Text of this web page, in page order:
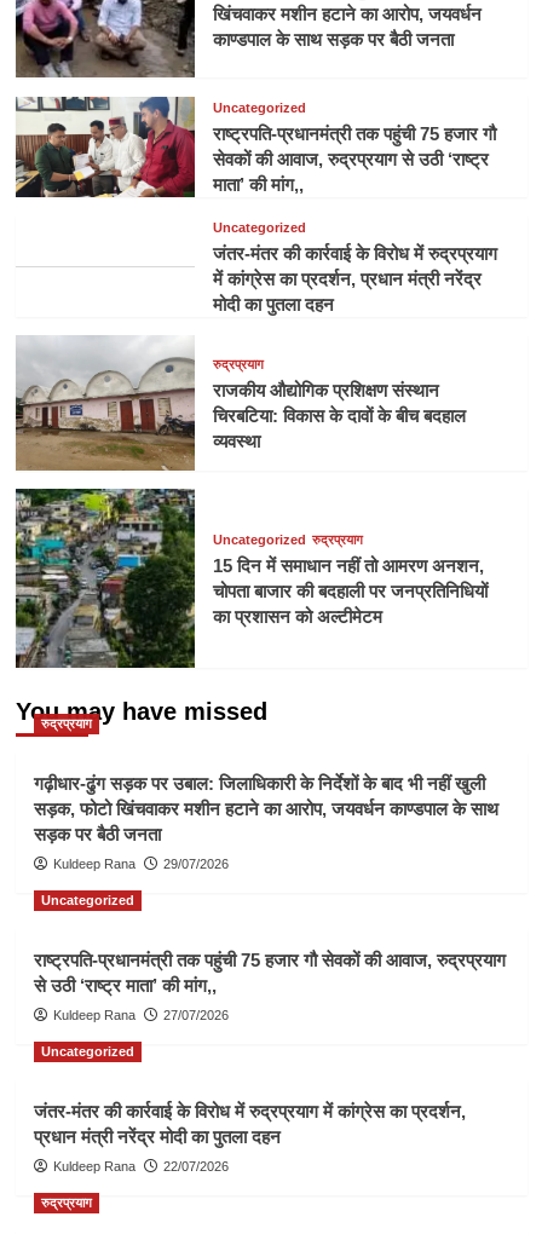
खिंचवाकर मशीन हटाने का आरोप, जयवर्धन
काण्डपाल के साथ सड़क पर बैठी जनता
Uncategorized
राष्ट्रपति-प्रधानमंत्री तक पहुंची 75 हजार गौ
सेवकों की आवाज, रुद्रप्रयाग से उठी ‘राष्ट्र
माता’ की मांग,,
Uncategorized
जंतर-मंतर की कार्रवाई के विरोध में रुद्रप्रयाग
में कांग्रेस का प्रदर्शन, प्रधान मंत्री नरेंद्र
मोदी का पुतला दहन
रुद्रप्रयाग
राजकीय औद्योगिक प्रशिक्षण संस्थान
चिरबटिया: विकास के दावों के बीच बदहाल
व्यवस्था
Uncategorized रुद्रप्रयाग
15 दिन में समाधान नहीं तो आमरण अनशन,
चोपता बाजार की बदहाली पर जनप्रतिनिधियों
का प्रशासन को अल्टीमेटम
You may have missed
रुद्रप्रयाग
गढ़ीधार-ढुंग सड़क पर उबाल: जिलाधिकारी के निर्देशों के बाद भी नहीं खुली
सड़क, फोटो खिंचवाकर मशीन हटाने का आरोप, जयवर्धन काण्डपाल के साथ
सड़क पर बैठी जनता
Kuldeep Rana 29/07/2026
Uncategorized
राष्ट्रपति-प्रधानमंत्री तक पहुंची 75 हजार गौ सेवकों की आवाज, रुद्रप्रयाग
से उठी ‘राष्ट्र माता’ की मांग,,
Kuldeep Rana 27/07/2026
Uncategorized
जंतर-मंतर की कार्रवाई के विरोध में रुद्रप्रयाग में कांग्रेस का प्रदर्शन,
प्रधान मंत्री नरेंद्र मोदी का पुतला दहन
Kuldeep Rana 22/07/2026
रुद्रप्रयाग